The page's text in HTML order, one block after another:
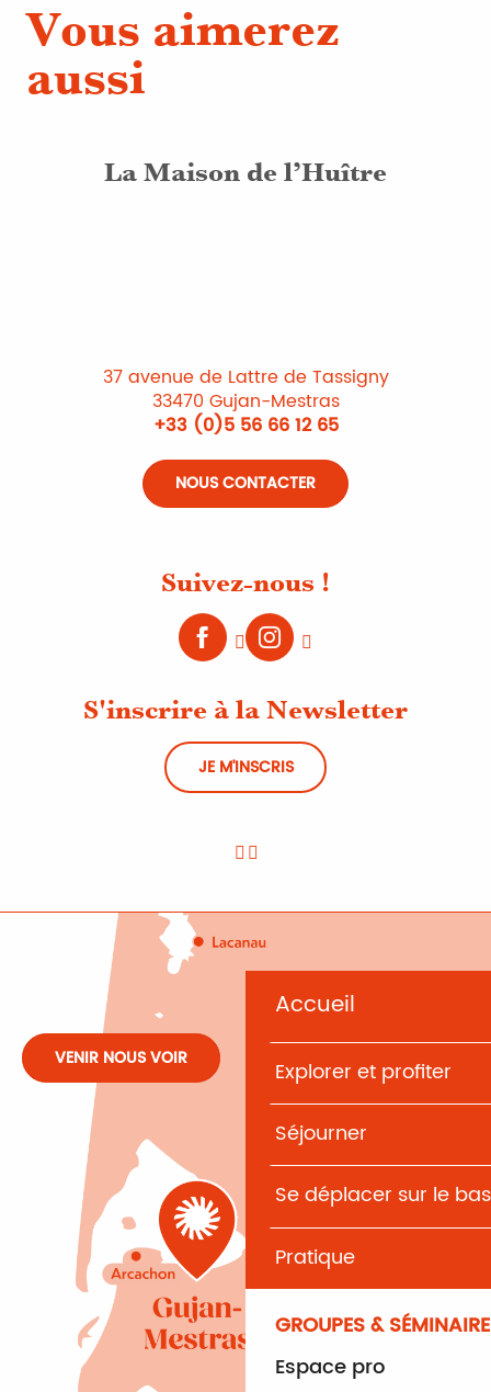
Accueil
Explorer et profiter
Séjourner
Se déplacer sur le
Pratique
GROUPES &
Espace pro
Vous aimerez
aussi
La Maison de l’Huître
37 avenue de Lattre de Tassigny
33470 Gujan-Mestras
+33 (0)5 56 66 12 65
NOUS CONTACTER
Suivez-nous !
S'inscrire à la Newsletter
JE M'INSCRIS
VENIR NOUS VOIR